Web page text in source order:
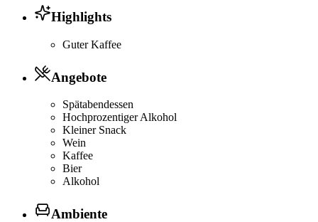
Highlights
Guter Kaffee
Angebote
Spätabendessen
Hochprozentiger Alkohol
Kleiner Snack
Wein
Kaffee
Bier
Alkohol
Ambiente